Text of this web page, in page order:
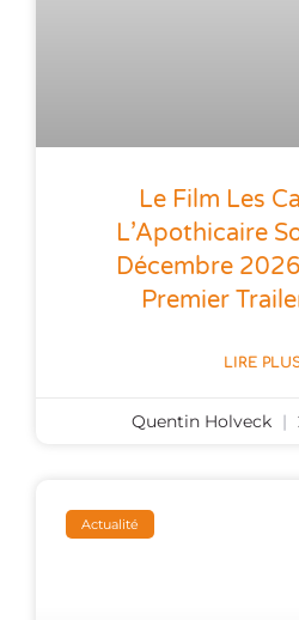
Le Film Les
L’Apothicaire
Décembre
Premier
LIRE
Quentin Holveck
Actualité